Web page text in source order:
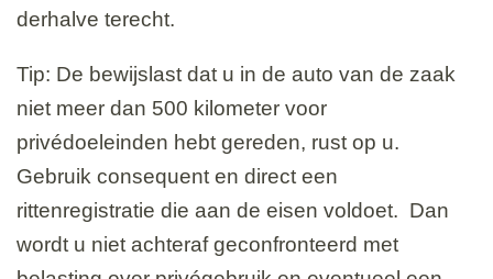
derhalve terecht.
Tip: De bewijslast dat u in de auto van de zaak
niet meer dan 500 kilometer voor
privédoeleinden hebt gereden, rust op u.
Gebruik consequent en direct een
rittenregistratie die aan de eisen voldoet. Dan
wordt u niet achteraf geconfronteerd met